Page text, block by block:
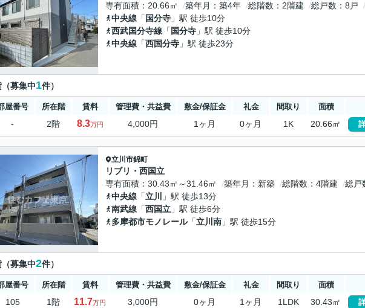
専有面積
20.66㎡ 築年月 築4年 総階数 2階建 総戸数
8戸
中央線 「 国分寺 」駅 徒歩10分
西武国分寺線 「 国分寺 」駅 徒歩10分
中央線 「西国分寺 」駅 徒歩23分
募集中1件）
屋番号 所在階 賃料 管理費・共益費 敷金/保証金 礼金 間取り 面積
- 2階 8.3万円 4,000円 1ヶ月 0ヶ月 1K 20.66㎡
立川市錦町
リブリ・西国立
専有面積
30.43㎡～31.46㎡ 築年月 新築 総階数 4階建 総戸
中央線 「立川
」駅 徒歩13分
南武線 「西国立 」駅 徒歩6分
多摩都市モノレール「立川南 」駅 徒歩15分
募集中2件）
屋番号 所在階 賃料 管理費・共益費 敷金/保証金 礼金 間取り 面積
105 1階 11.7万円 3,000円 0ヶ月 1ヶ月 1LDK 30.43㎡